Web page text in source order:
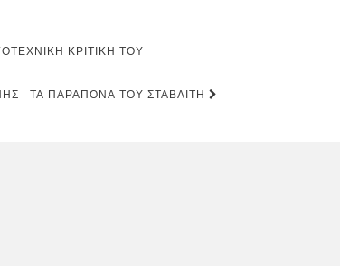
ΚΡΙΤΙΚΉ ΤΟΥ
| ΤΑ ΠΑΡΆΠΟΝΑ ΤΟΎ ΣΤΑΒΛΊΤΗ